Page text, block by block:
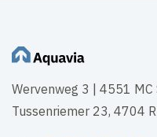
Wervenweg 3 | 4551 MC
Tussenriemer 23, 4704